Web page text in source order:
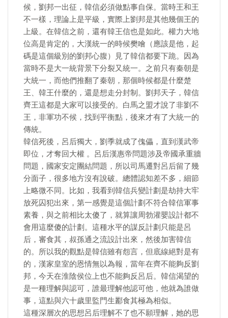
候，劉邦一出征，韓信必須做點事自保。當時王和王
不一樣，理論上是平級，實際上劉邦是其他幾個王的
上級。在韓信之前，還有韓王信也是如此。權力大地
位高是肯定的，大漢統一的時候樊噲（應該是他，起
碼是這個級別的劉邦心腹）見了韓信都要下跪。因為
當時不是大一統背景下分裂又統一。之前只有秦朝是
大統一，而他們推翻了秦朝，那個時候都是什麼楚
王、韓王什麼的，還是想走分封制。劉邦天子，韓信
齊王這都是大家可以接受的。白馬之盟才說了非劉不
王，非軍功不候，找到平衡點，後來才有了大統一的
傳統。
韓信死後，呂后獨大，劉季就成了傀儡，直到漢武帝
即位，才奪回大權 。呂后漢惠帝問題涉及帝國承重牆
問題，國家安定團結問題，所以司馬遷對呂后留了幾
分面子，很多地方沒有說破。總體認知差不多，細節
上略微不同。比如，我看到韓信兵變計劃是劫持大牢
放死囚犯出來，第一感覺是這個計劃不符合韓信軍事
素養，與之前相比太傻了，就算讓周勃灌嬰設計都不
會用這麼傻的計劃。這種水平的謀反計劃只能是呂
后，審食其，叔孫通之流設計出來，然後加害韓信
的。所以我的觀點是韓信雖有怨言，但底線絕對是有
的，漢家皇室的恩情無以為報，當年在齊不能夠反劉
邦，今天在淮陰侯位上也不能夠反呂后。韓信渴望的
是一種理解與認可，誰最理解他認可他，他就為誰做
事，這點與六十歲里監門生酈食其極為相似。
這種深層次的思想呂后理解不了也不願理解，她的思